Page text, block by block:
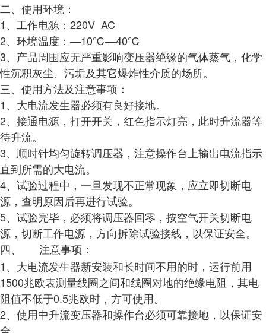
二、使用环境：
1、工作电源：220V AC
2、环境温度：—10℃—40℃
3、产品周围应无严重影响变压器绝缘的气体蒸气，化学
性沉积灰尘、污垢及其它爆炸性介质的场所。
三、使用方法及注意事项：
1、大电流发生器必须有良好接地。
2、接通电源，打开开关，红色指示灯亮，此时升流器等
待升流。
3、顺时针均匀旋转调压器，注意操作台上输出电流指示
直到所需的大电流。
4、试验过程中，一旦发现不正常现象，应立即切断电
源，查明原因后再进行试验。
5、试验完毕，必须将调压器回零，按空气开关切断电
源，切断工作电源，方向拆除试验接线，以保证安全。
四、
注意事项：
1、大电流发生器新安装和长时间不用的时，运行前用
1500兆欧表测量线圈之间和线圈对地的绝缘电阻，其电
阻值不低于0.5兆欧时，方可使用。
2、使用中升流变压器和操作台必须可靠接地，以保证安